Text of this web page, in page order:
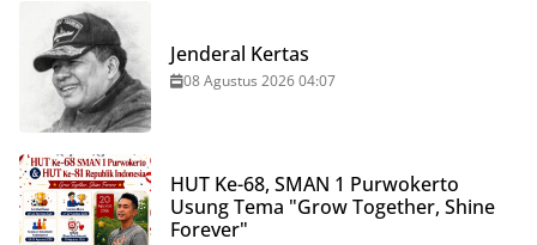
Jenderal Kertas
08 Agustus 2026 04:07
HUT Ke-68, SMAN 1 Purwokerto
Usung Tema "Grow Together, Shine
Forever"